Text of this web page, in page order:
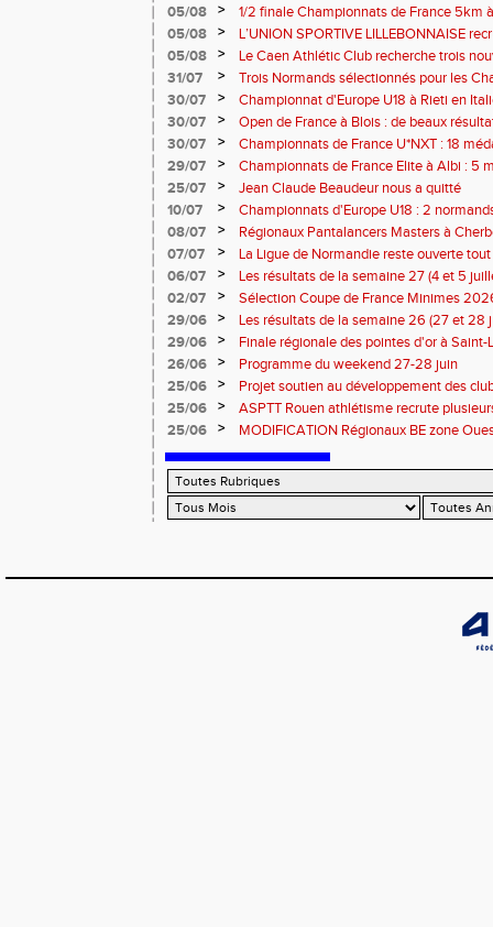
05/08 >
1/2 finale Championnats de France 5km
13 septembre 2026 : les informations
05/08 >
L’UNION SPORTIVE LILLEBONNAISE
rentrée 2026
05/08 >
Le Caen Athlétic Club recherche trois
civique à compter de septembre 2026
31/07 >
Trois Normands sélectionnés pour les
Eugene !
30/07 >
Championnat d'Europe U18 à Rieti en
normands
30/07 >
Open de France à Blois : de beaux
30/07
>
Championnats de France U*NXT : 18
29/07
>
Championnats de France Elite à Albi : 5
titres !
25/07 >
Jean Claude Beaudeur nous a quitté
10/07
>
Championnats d'Europe U18 : 2
08/07
>
Régionaux Pantalancers Masters à
07/07
>
La Ligue de Normandie reste ouverte tout
06/07
>
Les résultats de la semaine 27 (4 et 5
02/07
>
Sélection Coupe de France Minimes
29/06
>
Les résultats de la semaine 26 (27 et 28
29/06
>
Finale régionale des pointes d'or à
informations
26/06 >
Programme du weekend 27-28 juin
25/06
>
Projet soutien au développement des
25/06
>
ASPTT Rouen athlétisme recrute
25/06
>
MODIFICATION Régionaux BE zone